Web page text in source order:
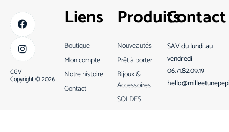
CGV
Copyright © 2026
Liens
Boutique
Mon compte
Notre histoire
Contact
Produits
Nouveautés
Prêt à porter
Bijoux &
Accessoires
SOLDES
Contact
SAV du lundi au
vendredi
06.71.82.09.19